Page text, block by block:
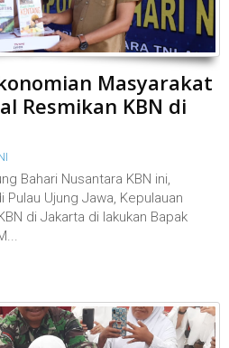
Masyarakat
Resmikan KBN di
Bahari Nusantara KBN ini,
Ujung Jawa, Kepulauan
di Jakarta di lakukan Bapak